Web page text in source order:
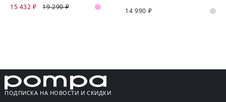
15 432 ₽
19 290 ₽
14 990 ₽
ПОДПИСКА НА НОВОСТИ И СКИДКИ